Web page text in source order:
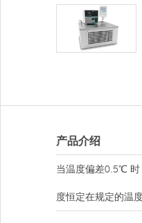
产品介绍
当温度偏差0.5℃ 时
度恒定在规定的温